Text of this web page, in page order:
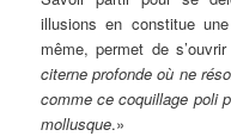
illusions en constitue
même, permet de
citerne profonde où ne
comme ce coquillage poli
mollusque.»